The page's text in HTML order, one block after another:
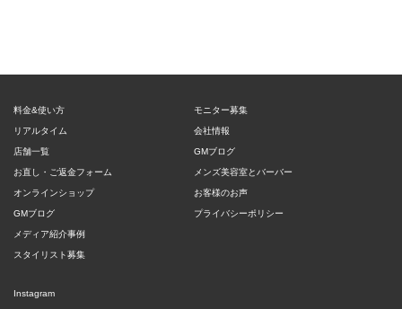
料金&使い方
リアルタイム
店舗一覧
お直し・ご返金フォーム
オンラインショップ
GMブログ
メディア紹介事例
スタイリスト募集
モニター募集
会社情報
GMブログ
メンズ美容室とバーバー
お客様のお声
プライバシーポリシー
Instagram